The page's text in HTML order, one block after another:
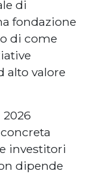
di
fondazione
di come
alto valore
investitori
dipende